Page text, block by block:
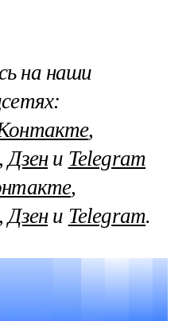
на наши
,
, Дзени Telegram
,
, Дзени Telegram.